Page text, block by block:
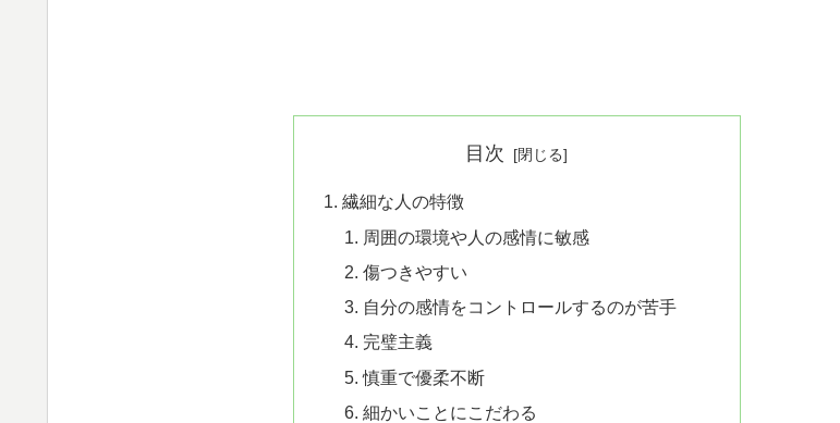
目次
繊細な人の特徴
周囲の環境や人の感情に敏感
傷つきやすい
自分の感情をコントロールするのが苦手
完璧主義
慎重で優柔不断
細かいことにこだわる